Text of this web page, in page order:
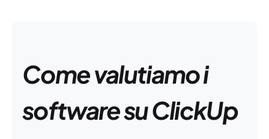
Come valutiamo i
software su ClickUp